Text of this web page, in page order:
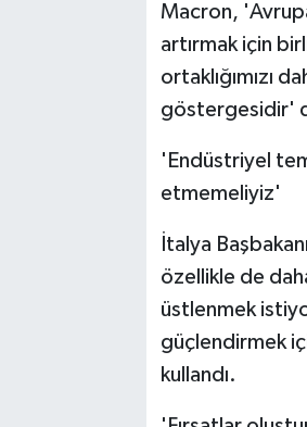
Macron,
artırmak için
ortaklığımızı
göstergesidir'
'Endüstriyel
etmemeliyiz'
İtalya
özellikle de
üstlenmek
güçlendirmek
kullandı.